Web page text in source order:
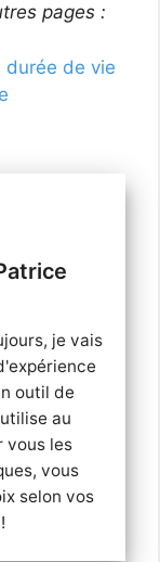
pages :
durée de vie
je vais
outil de
au
vous les
vous
selon vos